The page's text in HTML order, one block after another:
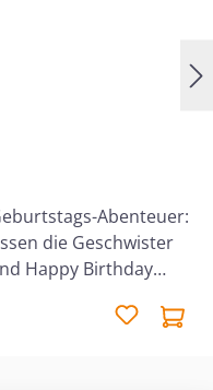
3 von 5 Sternen
Abenteuer:
die Geschwister
Happy Birthday
tollen